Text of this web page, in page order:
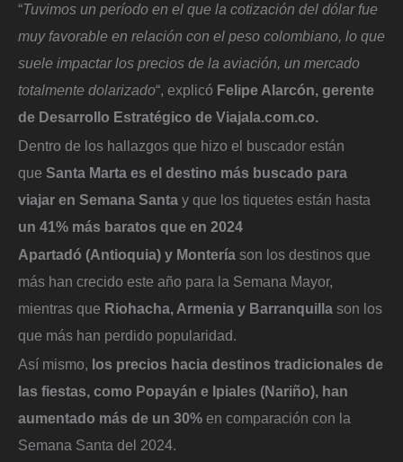
“Tuvimos un período en el que la cotización del dólar fue
muy favorable en relación con el peso colombiano, lo que
suele impactar los precios de la aviación, un mercado
totalmente dolarizado“, explicó Felipe Alarcón, gerente
de Desarrollo Estratégico de Viajala.com.co.
Dentro de los hallazgos que hizo el buscador están
que Santa Marta es el destino más buscado para
viajar en Semana Santa y que los tiquetes están hasta
un 41% más baratos que en 2024
Apartadó (Antioquia) y Montería son los destinos que
más han crecido este año para la Semana Mayor,
mientras que Riohacha, Armenia y Barranquilla son los
que más han perdido popularidad.
Así mismo, los precios hacia destinos tradicionales de
las fiestas, como Popayán e Ipiales (Nariño), han
aumentado más de un 30% en comparación con la
Semana Santa del 2024.